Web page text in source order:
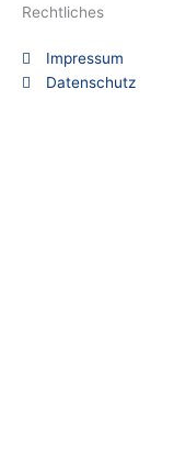
e
b
o
o
d
Rechtliches
Impressum
Datenschutz